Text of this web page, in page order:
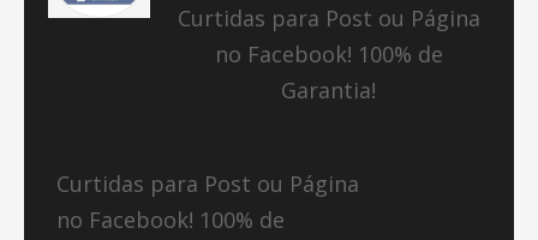
Curtidas para Post ou Página
no Facebook! 100% de
Garantia!
Curtidas para Post ou Página
no Facebook! 100% de